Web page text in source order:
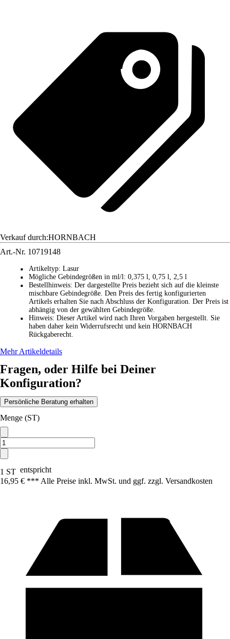
Verkauf durch:HORNBACH
Art.-Nr. 10719148
■ Artikeltyp: Lasur
■ Mögliche Gebindegrößen in ml/l: 0,375 l, 0,75 l, 2,5 l
■ Bestellhinweis: Der dargestellte Preis bezieht sich auf die kleinste
mischbare Gebindegröße. Den Preis des fertig konfigurierten
Artikels erhalten Sie nach Abschluss der Konfiguration. Der Preis ist
abhängig von der gewählten Gebindegröße.
■ Hinweis: Dieser Artikel wird nach Ihren Vorgaben hergestellt. Sie
haben daher kein Widerrufsrecht und kein HORNBACH
Rückgaberecht.
Mehr Artikeldetails
Fragen, oder Hilfe bei Deiner
Konfiguration?
Persönliche Beratung erhalten
Menge (ST)
1 ST entspricht
16,95 € *** Alle Preise inkl. MwSt. und ggf. zzgl. Versandkosten